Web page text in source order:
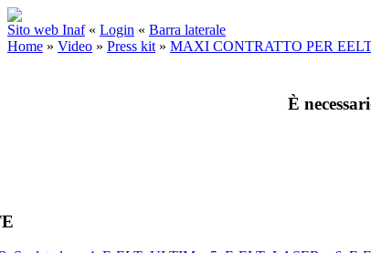
Sito web Inaf « Login « Barra laterale
Home » Video » Press kit » MAXI CONTRATTO PER
È